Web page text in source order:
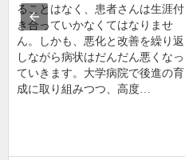
ることはなく、患者さんは生涯付
き合っていかなくてはなりませ
ん。しかも、悪化と改善を繰り返
しながら病状はだんだん悪くなっ
ていきます。大学病院で後進の育
成に取り組みつつ、高度…